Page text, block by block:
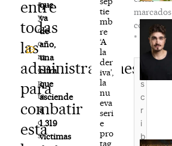
entre
todas
las
administraciones
para
combatir
esta
a
y
c
o
m
e
n
ta
ri
o
s
que
va
de
año,
una
cifra
que
asciende
a
1.319
víctimas
tie
mb
re
‘A
la
der
iva’,
la
nu
eva
seri
e
pro
tag
marcados
con
*
Escribe
aquí...